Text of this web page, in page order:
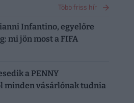
Több friss hír
Infantino, egyelőre
mi jön most a FIFA
a PENNY
minden vásárlónak tudnia